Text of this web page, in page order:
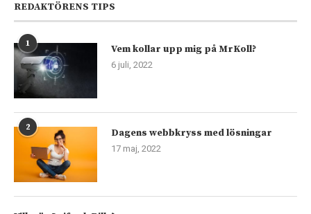
REDAKTÖRENS TIPS
1 Vem kollar upp mig på MrKoll?
6 juli, 2022
2 Dagens webbkryss med lösningar
17 maj, 2022